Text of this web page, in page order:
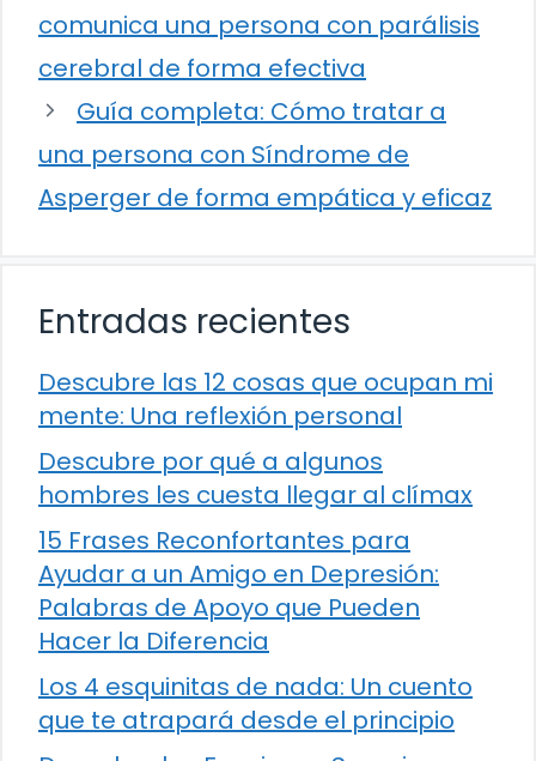
comunica una persona con parálisis
cerebral de forma efectiva
Guía completa: Cómo tratar a
una persona con Síndrome de
Asperger de forma empática y eficaz
Entradas recientes
Descubre las 12 cosas que ocupan mi
mente: Una reflexión personal
Descubre por qué a algunos
hombres les cuesta llegar al clímax
15 Frases Reconfortantes para
Ayudar a un Amigo en Depresión:
Palabras de Apoyo que Pueden
Hacer la Diferencia
Los 4 esquinitas de nada: Un cuento
que te atrapará desde el principio